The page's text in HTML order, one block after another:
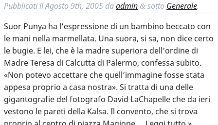
Pubblicati ilAgosto 9th, 2005 daadmin & sotto Generale.
Suor Punya ha l’espressione di un bambino beccato con
le mani nella marmellata. Una suora, si sa, non dice certo
le bugie. E lei, che è la madre superiora dell’ordine di
Madre Teresa di Calcutta di Palermo, confessa subito.
«Non potevo accettare che quell’immagine fosse stata
appesa proprio a casa nostra». Si tratta di una delle
gigantografie del fotografo David LaChapelle che da ieri
vestono le pareti della Kalsa. Il convento, che si trova